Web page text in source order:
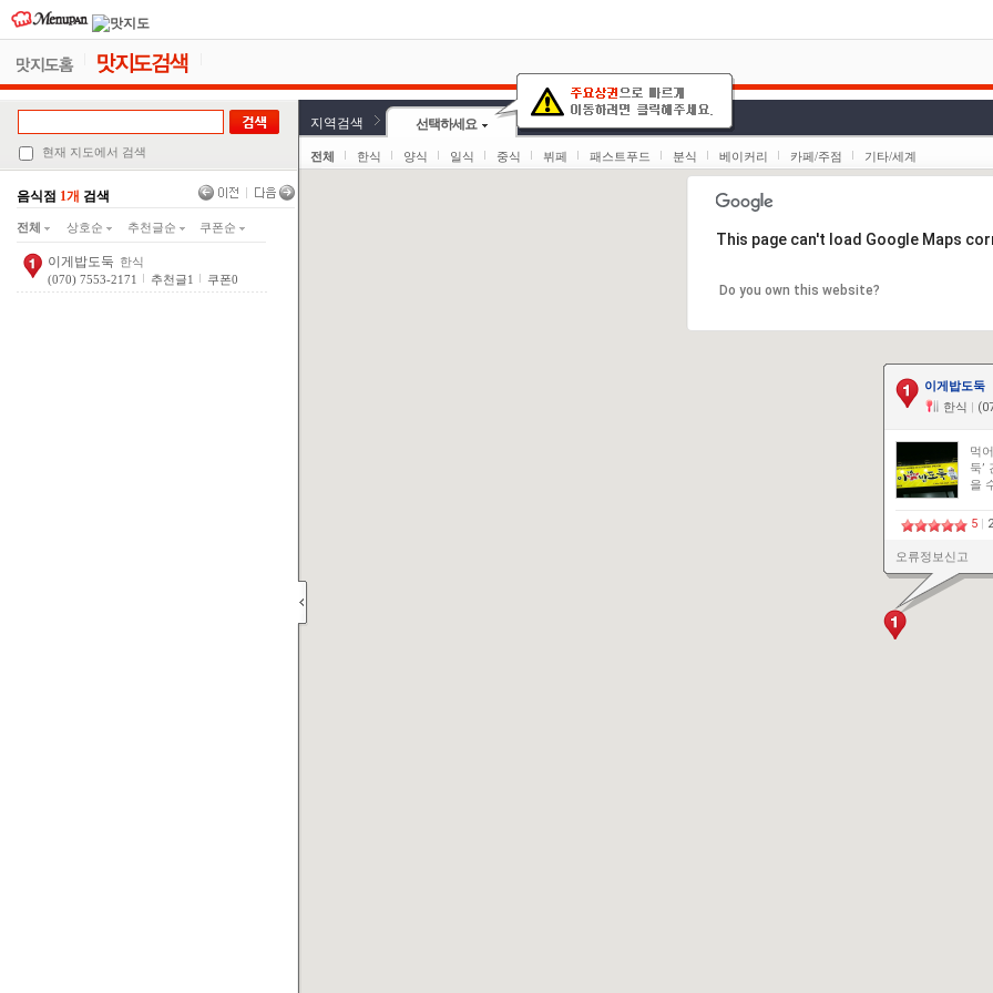
현재 지도에서 검색
음식점 1개 검색
전체 상호순 추천글순 쿠폰순
이게밥도둑 한식
(070) 7553-2171
추천글1 쿠폰0
지역검색 선택하세요
전체 한식 양식 일식 중식 뷔페 패스트푸드 분식 베이커리 카페/주점 기타/세계
이게밥도둑
한식 |
먹
둑’
을
5 |
오류정보신고
This page can't load Google Maps
Do you own this website?